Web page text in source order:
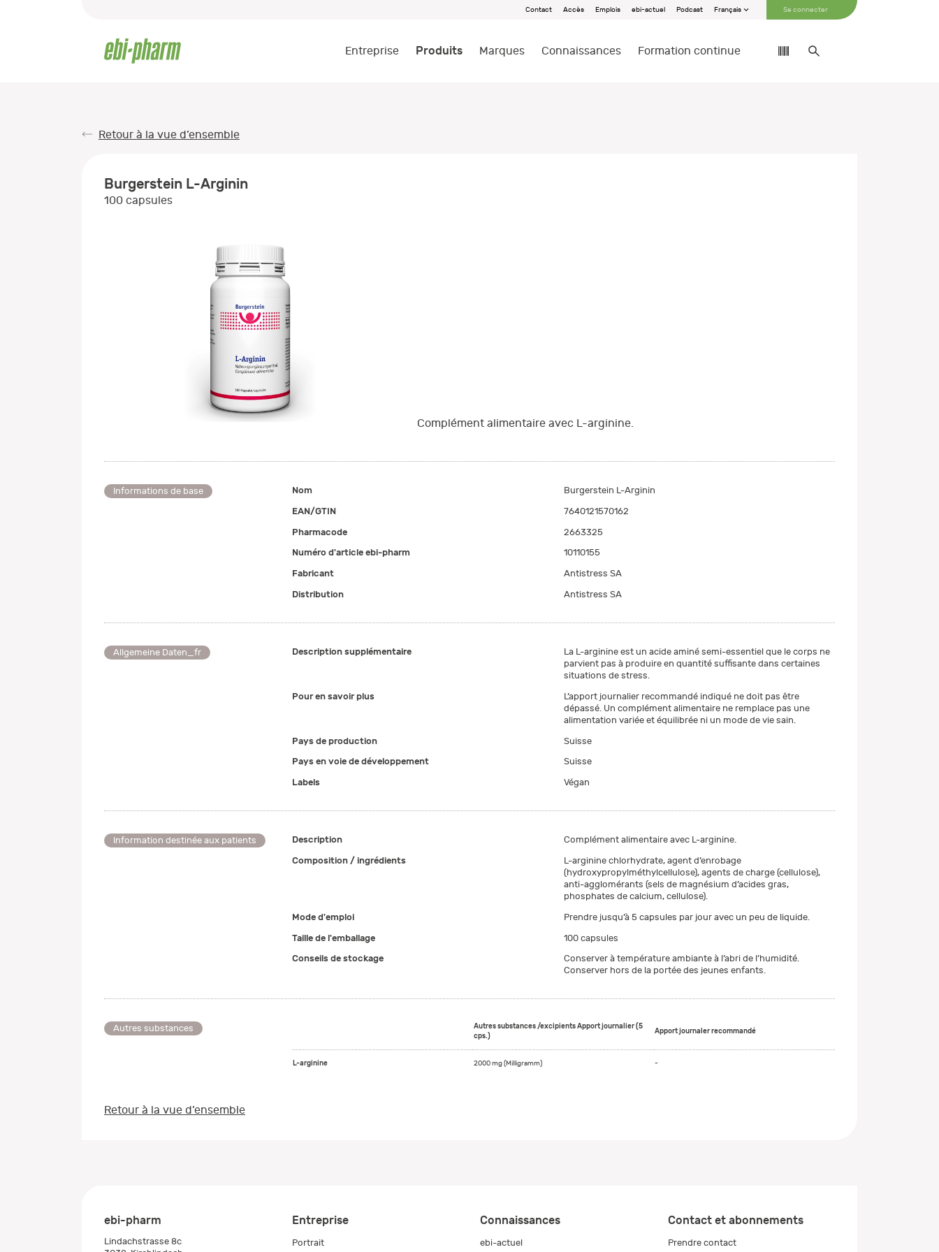
Contact Accès Emplois ebi-actuel Podcast Français Se connecter
Entreprise Produits Marques Connaissances Formation continue
Retour à la vue d’ensemble
Burgerstein L-Arginin
100 capsules
Complément alimentaire avec L-arginine.
Informations de base Nom
Burgerstein L-Arginin
EAN/GTIN
7640121570162
Pharmacode
2663325
Numéro d'article ebi-pharm
10110155
Fabricant
Antistress SA
Distribution
Antistress SA
Allgemeine Daten_fr Description supplémentaire
La L-arginine est un acide aminé semi-essentiel que le corps ne
parvient pas à produire en quantité suffisante dans certaines
situations de stress.
Pour en savoir plus
L’apport journalier recommandé indiqué ne doit pas être
dépassé. Un complément alimentaire ne remplace pas une
alimentation variée et équilibrée ni un mode de vie sain.
Pays de production
Suisse
Pays en voie de développement
Suisse
Labels
Végan
Information destinée aux patients Description
Complément alimentaire avec L-arginine.
Composition / ingrédients
L-arginine chlorhydrate, agent d’enrobage
(hydroxypropylméthylcellulose), agents de charge (cellulose),
anti-agglomérants (sels de magnésium d’acides gras,
phosphates de calcium, cellulose).
Mode d'emploi
Prendre jusqu’à 5 capsules par jour avec un peu de liquide.
Taille de l'emballage
100 capsules
Conseils de stockage
Conserver à température ambiante à l’abri de l’humidité.
Conserver hors de la portée des jeunes enfants.
Autres substances
Autres substances /excipients Apport journalier (5
cps.)
Apport journaler recommandé
L-arginine 2000 mg (Milligramm) -
Retour à la vue d’ensemble
ebi-pharm
Lindachstrasse 8c
Entreprise
Portrait
Connaissances
ebi-actuel
Contact et abonnements
Prendre contact